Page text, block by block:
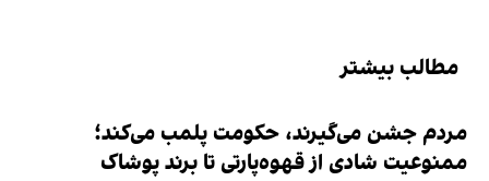
مطالب بیشتر
مردم جشن می‌گیرند، حکومت پلمب می‌کند؛
ممنوعیت شادی از قهوه‌پارتی تا برند پوشاک